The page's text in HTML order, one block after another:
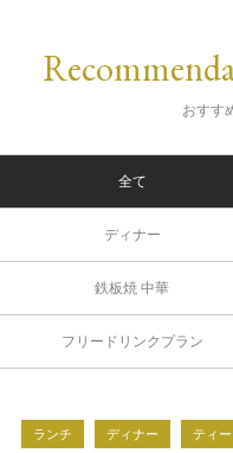
おすす
全て
ディナー
鉄板焼 中華
フリードリンクプラン
ランチ ディナー ティ